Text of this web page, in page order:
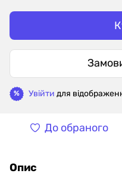
% Увійти для
До обраного
Опис